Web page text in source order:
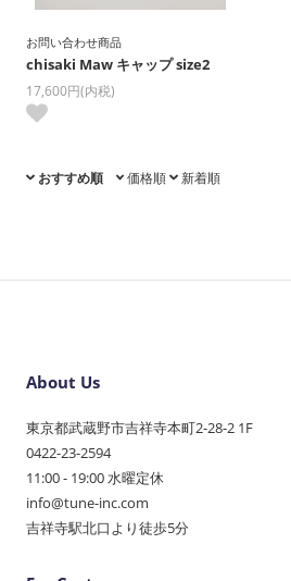
お問い合わせ商品
chisaki Maw キャップ size2
17,600円(内税)
おすすめ順 価格順 新着順
About Us
東京都武蔵野市吉祥寺本町2-28-2 1F
0422-23-2594
11:00 - 19:00 水曜定休
info@tune-inc.com
吉祥寺駅北口より徒歩5分